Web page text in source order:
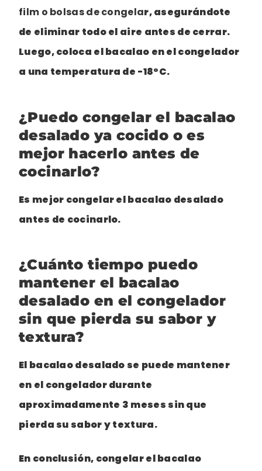
film o bolsas de congelar, asegurándote
de eliminar todo el aire antes de cerrar.
Luego, coloca el bacalao en el congelador
a una temperatura de -18°C.
¿Puedo congelar el bacalao
desalado ya cocido o es
mejor hacerlo antes de
cocinarlo?
Es mejor congelar el bacalao desalado
antes de cocinarlo.
¿Cuánto tiempo puedo
mantener el bacalao
desalado en el congelador
sin que pierda su sabor y
textura?
El bacalao desalado se puede mantener
en el congeladordurante
aproximadamente 3 mesessin que
pierda su sabor y textura.
En conclusión, congelar el bacalao